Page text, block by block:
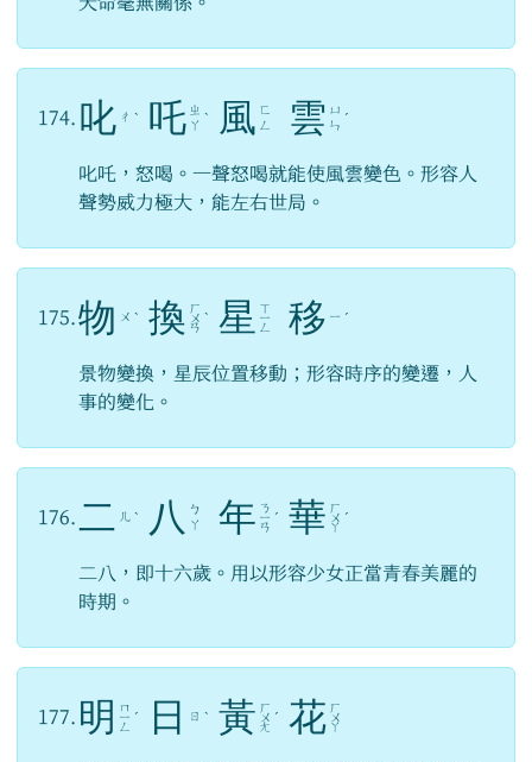
174. 叱 ㄔ ˋ 吒 ㄓ
ㄚ ˋ 風 ㄈ
ㄥ
雲 ㄩ
ㄣ ˊ
叱吒，怒喝。一聲怒喝就能使風雲變色。形容人
聲勢威力極大，能左右世局。
175. 物 ㄨ ˋ 換 ㄏ
ㄨ
ㄢ
ˋ 星 ㄒ
ㄧ
ㄥ 移 ㄧ ˊ
景物變換，星辰位置移動；形容時序的變遷，人
事的變化。
176. 二 ㄦ ˋ 八
ㄅ
ㄚ
年 ㄋ
ㄧ
ㄢ
ˊ 華 ㄏ
ㄨ
ㄚ
ˊ
二八，即十六歲。用以形容少女正當青春美麗的
時期。
177. 明 ㄇ
ㄧ
ㄥ
ˊ 日 ㄖ ˋ 黃 ㄏ
ㄨ
ㄤ
ˊ 花 ㄏ
ㄨ
ㄚ